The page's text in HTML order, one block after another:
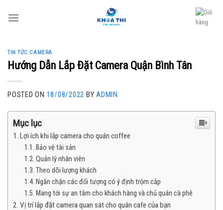
TIN TỨC CAMERA
Hướng Dẫn Lắp Đặt Camera Quận Bình Tân
POSTED ON 18/08/2022 BY ADMIN
Mục lục
Lợi ích khi lắp camera cho quán coffee
Bảo vệ tài sản
Quản lý nhân viên
Theo dõi lượng khách
Ngăn chặn các đối tượng có ý định trộm cắp
Mang tới sự an tâm cho khách hàng và chủ quán cà phê
Vị trí lắp đặt camera quan sát cho quán cafe của bạn